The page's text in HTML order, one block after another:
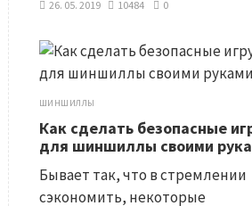
26. 05. 2019 10484 0
ШИНШИЛЛЫ
Как сделать безопасные
для шиншиллы своими
Бывает так, что в стремлении
сэкономить, некоторые